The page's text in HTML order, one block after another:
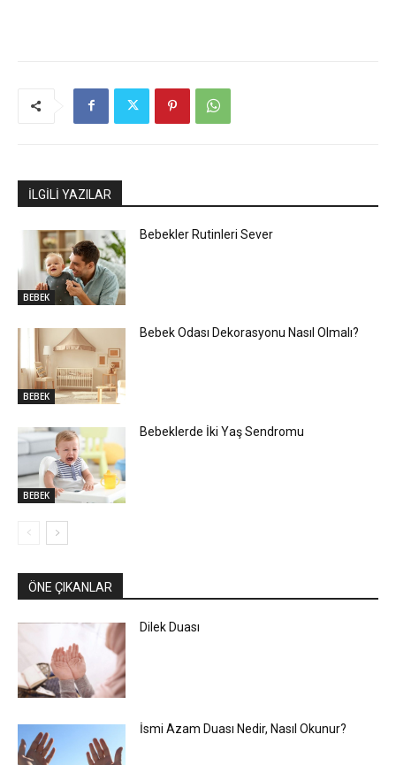
İLGİLİ YAZILAR
BEBEK
Bebekler Rutinleri Sever
BEBEK
Bebek Odası Dekorasyonu Nasıl Olmalı?
BEBEK
Bebeklerde İki Yaş Sendromu
ÖNE ÇIKANLAR
Dilek Duası
İsmi Azam Duası Nedir, Nasıl Okunur?